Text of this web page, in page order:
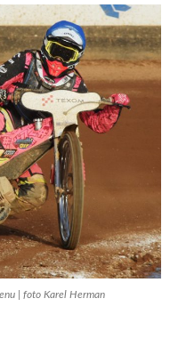
| foto Karel Herman